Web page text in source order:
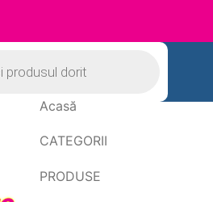
Acasă
CATEGORII
PRODUSE